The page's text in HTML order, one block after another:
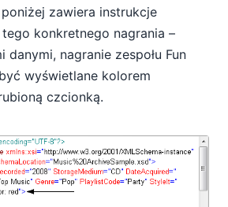
zawiera instrukcje
konkretnego nagrania –
danymi, nagranie zespołu Fun
wyświetlane kolorem
czcionką.